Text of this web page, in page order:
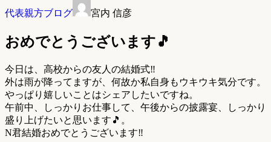
代表親方ブログ 宮内 信彦
おめでとうございます🎵
今日は、高校からの友人の結婚式‼️
外は雨が降ってますが、何故か私自身もウキウキ気分です。
やっぱり嬉しいことはシェアしたいですね。
午前中、しっかりお仕事して、午後からの披露宴、しっかり
盛り上げたいと思います🎵。
N君結婚おめでとうございます‼️